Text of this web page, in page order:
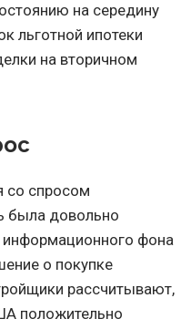
на середину
льготной ипотеки
на вторичном
со спросом
была довольно
информационного фона
о покупке
рассчитывают,
положительно